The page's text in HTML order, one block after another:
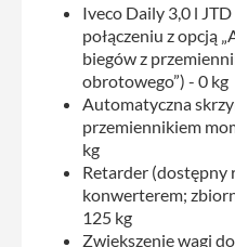
Iveco Daily 3,0 l
połączeniu z opcją
biegów z
obrotowego”) - 0 kg
Automatyczna
przemiennikiem
kg
Retarder (dostępny
konwerterem;
125 kg
Zwiększenie wagi